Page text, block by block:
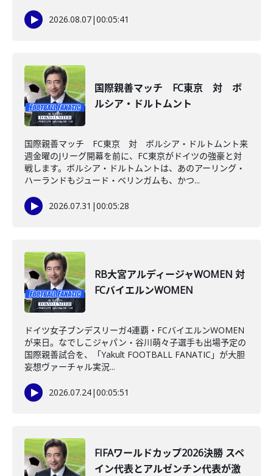
2026.08.07|00:05:41
国際親善マッチ FC東京 対 ボ
ルシア・ドルトムント
国際親善マッチ FC東京 対 ボルシア・ドルトムント来
週金曜のJリーグ開幕を前に、FC東京がドイツの強豪と対
戦します。ボルシア・ドルトムントは、あのアーリング・
ハーランドもジュード・ベリンガムも、かつ...
2026.07.31 |00:05:28
RB大宮アルディージャWOMEN 対
FCバイエルンWOMEN
ドイツ女子ブンデスリーガ4連覇・FCバイエルンWOMEN
が来日。なでしこジャパン・谷川萌々子選手も出場予定の
国際親善試合を、「Yakult FOOTBALL FANATIC」が大胆
妄想ヴァーチャル実況...
2026.07.24|00:05:51
FIFAワールドカップ2026決勝 スペ
イン代表とアルゼンチン代表が激